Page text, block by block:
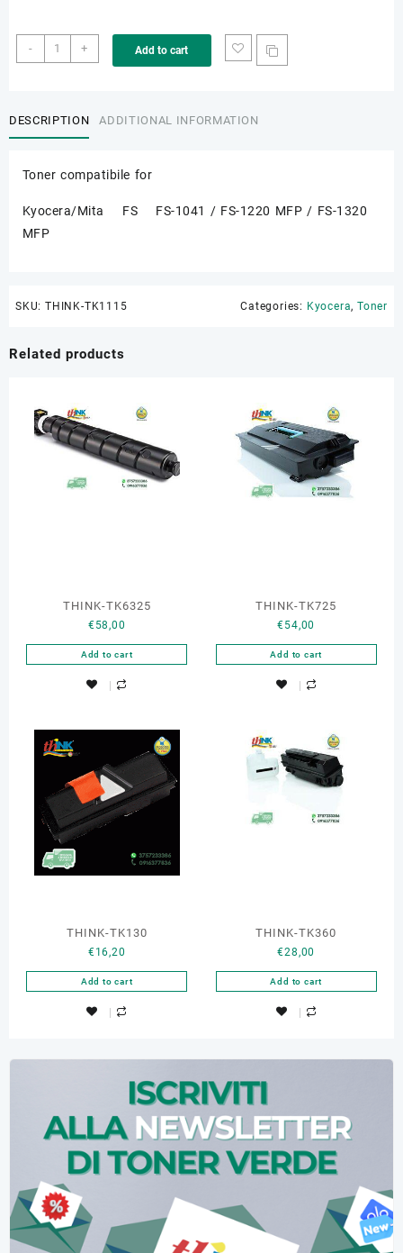
-
THINK-
TK1115
+ Add to cart
DESCRIPTION ADDITIONAL INFORMATION
Toner compatibile for
Kyocera/Mita FS FS-1041 / FS-1220 MFP / FS-1320
MFP
SKU: THINK-TK1115 Categories: Kyocera, Toner
Related products
THINK-TK6325
€58,00
Add to cart
THINK-TK725
€54,00
Add to cart
THINK-TK130
€16,20
Add to cart
THINK-TK360
€28,00
Add to cart